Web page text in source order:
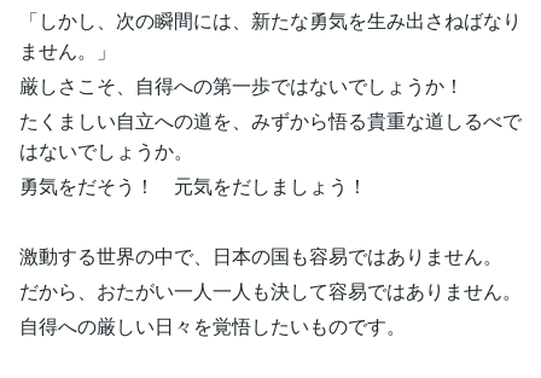
「しかし、次の瞬間には、新たな勇気を生み出さねばなり
ません。」
厳しさこそ、自得への第一歩ではないでしょうか！
たくましい自立への道を、みずから悟る貴重な道しるべで
はないでしょうか。
勇気をだそう！ 元気をだしましょう！
激動する世界の中で、日本の国も容易ではありません。
だから、おたがい一人一人も決して容易ではありません。
自得への厳しい日々を覚悟したいものです。